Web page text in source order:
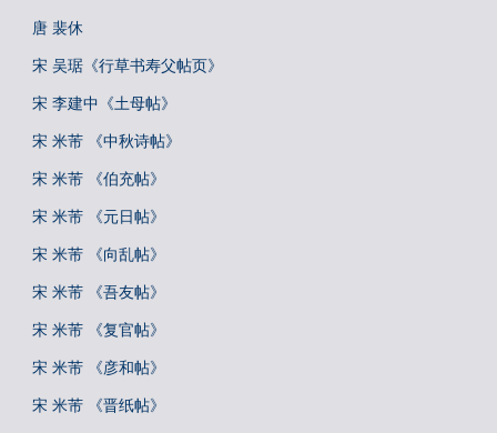
唐 裴休
宋 吴琚《行草书寿父帖页》
宋 李建中《土母帖》
宋 米芾 《中秋诗帖》
宋 米芾 《伯充帖》
宋 米芾 《元日帖》
宋 米芾 《向乱帖》
宋 米芾 《吾友帖》
宋 米芾 《复官帖》
宋 米芾 《彦和帖》
宋 米芾 《晋纸帖》